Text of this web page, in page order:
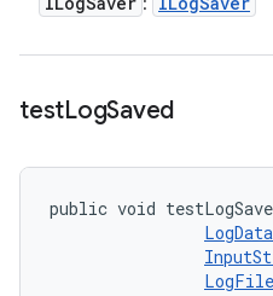
testLogSaved
public void
LogFile